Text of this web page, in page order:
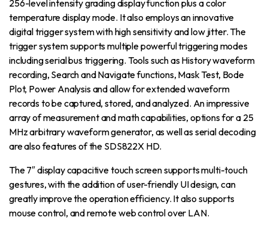
256-level intensity grading display function plus a color
temperature display mode. It also employs an innovative
digital trigger system with high sensitivity and low jitter. The
trigger system supports multiple powerful triggering modes
including serial bus triggering. Tools such as History waveform
recording, Search and Navigate functions, Mask Test, Bode
Plot, Power Analysis and allow for extended waveform
records to be captured, stored, and analyzed. An impressive
array of measurement and math capabilities, options for a 25
MHz arbitrary waveform generator, as well as serial decoding
are also features of the SDS822X HD.
The 7″ display capacitive touch screen supports multi-touch
gestures, with the addition of user-friendly UI design, can
greatly improve the operation efficiency. It also supports
mouse control, and remote web control over LAN.